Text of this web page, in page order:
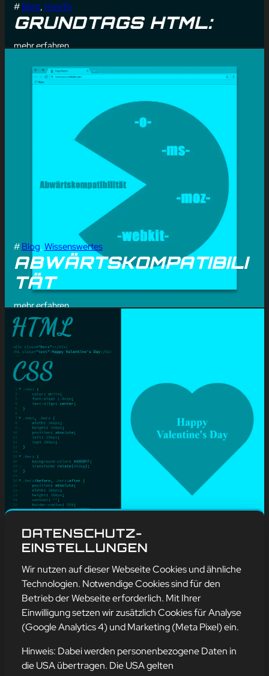
# Blog, HowTo
GRUNDTAGS HTML:
mehr erfahren
# Blog, Wissenswertes
ABWÄRTSKOMPATIBILI
TÄT
mehr erfahren
Blog, Weitere
VALENTINSTAG
mehr erfahren
Adresse
mission-webstyle oHG
Bürgermeister-Regitz-Straße 40
66539 Neunkirchen
DATENSCHUTZ-
EINSTELLUNGEN
Wir nutzen auf dieser Webseite Cookies und ähnliche
Technologien. Notwendige Cookies sind für den
Betrieb der Webseite erforderlich. Mit Ihrer
Einwilligung setzen wir zusätzlich Cookies für Analyse
(Google Analytics 4) und Marketing (Meta Pixel) ein.
Hinweis: Dabei werden personenbezogene Daten in
die USA übertragen. Die USA gelten